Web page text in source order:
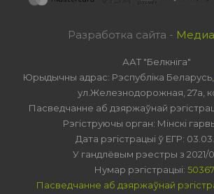
Разработка сайта -
ААТ "Белкніга"
Юрыдычны адрас: Рэспубліка Беларусь,
ул.Железнодорожная, 27а,
Пасведчанне аб дзяржаўнай
Рэгіструючы орган: Мінскі
Дата рэгістрацыі ў ЕГР:
У гандлёвым рэестры з 2021/
Нумар рэгістрацыі:
Пасведчанне аб дзяржаўнай